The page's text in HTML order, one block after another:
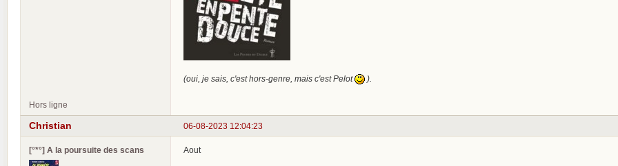
(oui, je sais, c'est hors-genre, mais c'est Pelot ).
Hors ligne
06-08-2023 12:04:23
Christian
[°*°] A la poursuite des scans Aout